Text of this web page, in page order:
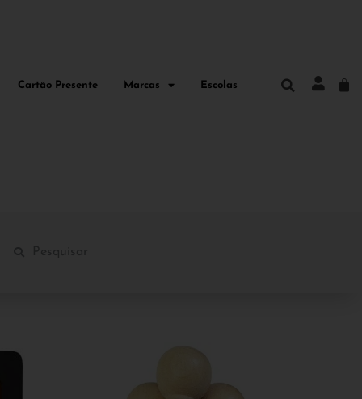
Cartão Presente Marcas Escolas